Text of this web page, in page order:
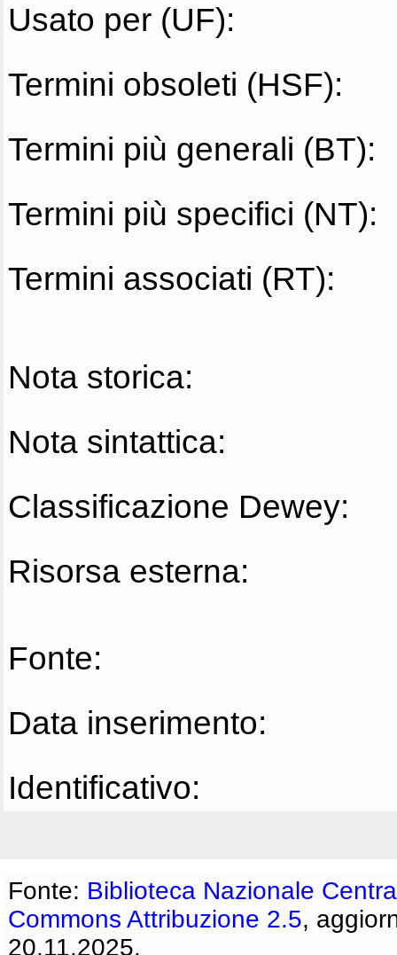
Usato per (UF):
Termini obsoleti (HSF):
Termini più generali (BT):
Termini più specifici (NT):
Termini associati (RT):
Nota storica:
Nota sintattica:
Classificazione Dewey:
Risorsa esterna:
Fonte:
Data inserimento:
Identificativo:
Fonte: Biblioteca Nazionale
Commons Attribuzione 2.5,
20.11.2025.